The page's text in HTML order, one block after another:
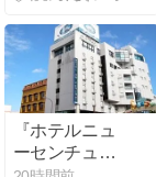
『ホテルニュ
ーセンチュリ